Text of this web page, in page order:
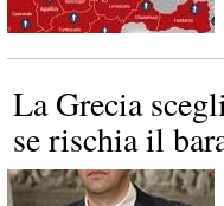
La Grecia
se rischia il